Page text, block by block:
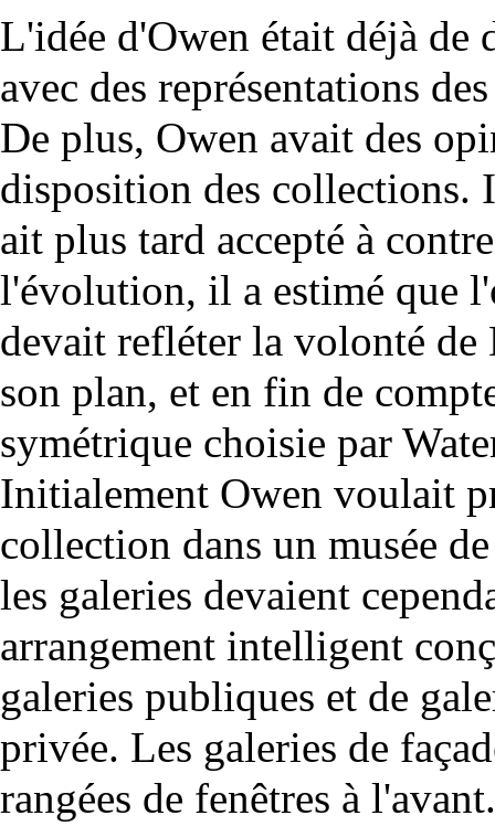
L'idée d'Owen était déjà de
avec des représentations
De plus, Owen avait des
disposition des collections.
ait plus tard accepté à
l'évolution, il a estimé que
devait refléter la volonté de
son plan, et en fin de
symétrique choisie par
Initialement Owen voulait
collection dans un musée
les galeries devaient
arrangement intelligent
galeries publiques et de
privée. Les galeries de
rangées de fenêtres à l'avant.